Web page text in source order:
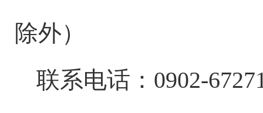
除外）
联系电话： 0902-